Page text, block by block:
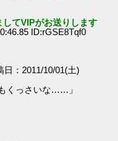
してVIPがお送りします
ID:rGSE8Tqf0
日：2011/10/01(土)
くっさいな……」